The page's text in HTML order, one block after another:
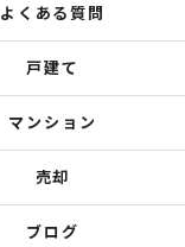
よくある質問
戸建て
マンション
売却
ブログ